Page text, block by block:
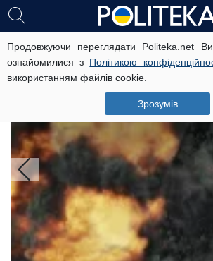
Продовжуючи переглядати Politeka.net
ознайомилися з Політикою
використанням файлів cookie.
Зрозумів
Головні новини
Наради та боротьба силовиків:
експерт пояснив наслідки
московському ресторані